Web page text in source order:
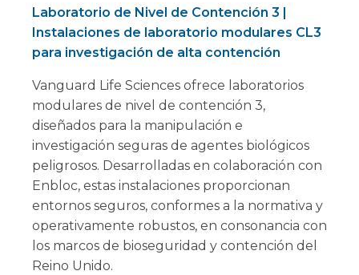
Laboratorio de Nivel de Contención 3 |
Instalaciones de laboratorio modulares CL3
para investigación de alta contención
Vanguard Life Sciences ofrece laboratorios
modulares de nivel de contención 3,
diseñados para la manipulación e
investigación seguras de agentes biológicos
peligrosos. Desarrolladas en colaboración con
Enbloc, estas instalaciones proporcionan
entornos seguros, conformes a la normativa y
operativamente robustos, en consonancia con
los marcos de bioseguridad y contención del
Reino Unido.